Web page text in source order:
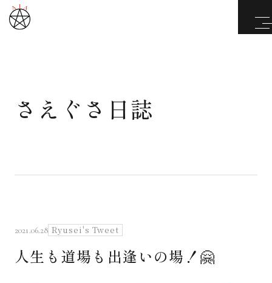
武道と医道
さえぐさ日誌
映像庫
さえぐさ日誌
2021.06.28 Ryusei's Tweet
人生も道場も出逢いの場！🤗